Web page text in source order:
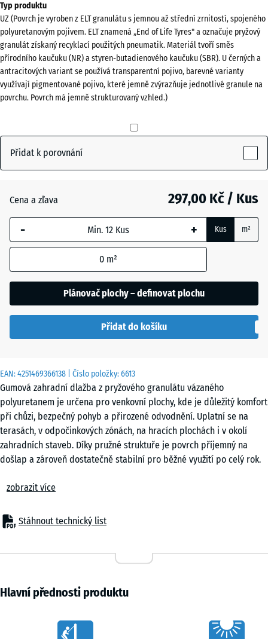
EAN:4251469366138 | Číslo položky:6613
Gumová zahradní dlažba z pryžového granulátu vázaného
polyuretanem je určena pro venkovní plochy, kde je důležitý komfort
při chůzi, bezpečný pohyb a přirozené odvodnění. Uplatní se na
terasách, v odpočinkových zónách, na hracích plochách i v okolí
zahradních staveb. Díky pružné struktuře je povrch příjemný na
došlap a zároveň dostatečně stabilní pro běžné využití po celý rok.
Zámkový spoj typu puzzle po obvodu umožňuje přesné spojení
Dlaždice do sebe zapadají a vytvářejí souvislou plochu. Pokládku lze
provést v pravidelném rastru nebo s posunem. V případě potřeby
nosné a rovné. Vhodné je štěrkové lože, plastové stabilizační rošty
nebo pevné podklady, jako je beton, asfalt či zámková dlažba. Není
zobrazit více
Stáhnout technický list
Zobrazit
paletu
barev
Travní
zelená(active)
Břidlicová
Cihlově
červená
pro
dopravu
540
x
540
x
30
Vybraný
rozměr s
se používá
v údajích o
uvedeno
50
cm
|
0,25
m²
50
50
cm
+ 83,00 Kč
Typ produktu
UZ (Povrch je vyroben z ELT granulátu s jemnou až střední zrnitostí, spojeného
polyuretanovým pojivem. ELT znamená „End of Life Tyres" a označuje pryžový
granulát získaný recyklací použitých pneumatik. Materiál tvoří směs
přírodního kaučuku (NR) a styren-butadienového kaučuku (SBR). U černých a
antracitových variant se používá transparentní pojivo, barevné varianty
využívají pigmentované pojivo, které jemně zvýrazňuje jednotlivé granule na
povrchu. Povrch má jemně strukturovaný vzhled.)
Přidat k porovnání
Cena a zľava 297,00 Kč / Kus
- + Kus m²
0 m²
Plánovač plochy – definovat plochu
Přidat do košíku
Hlavní přednosti produktu
Characteristics